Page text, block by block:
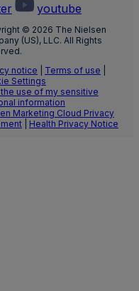
youtube
© 2026 The Nielsen
(US), LLC. All Rights
notice
Terms of use
Settings
use of my sensitive
information
Marketing Cloud Privacy
Health Privacy Notice